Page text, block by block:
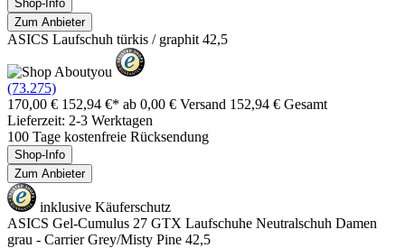
Shop-Info
Zum Anbieter
ASICS Laufschuh türkis / graphit 42,5
(73.275)
170,00 € 152,94 €* ab 0,00 € Versand 152,94 € Gesamt
Lieferzeit: 2-3 Werktagen
100 Tage kostenfreie Rücksendung
Shop-Info
Zum Anbieter
inklusive Käuferschutz
ASICS Gel-Cumulus 27 GTX Laufschuhe Neutralschuh Damen
grau - Carrier Grey/Misty Pine 42,5